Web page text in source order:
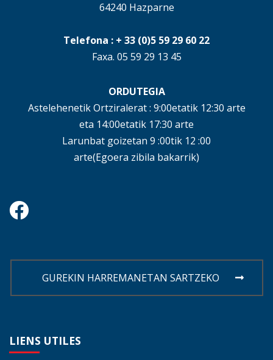
64240 Hazparne
Telefona : + 33 (0)5 59 29 60 22
Faxa. 05 59 29 13 45
ORDUTEGIA
Astelehenetik Ortziralerat : 9:00etatik 12:30 arte
eta 14:00etatik 17:30 arte
Larunbat goizetan 9 :00tik 12 :00
arte(Egoera zibila bakarrik)
GUREKIN HARREMANETAN SARTZEKO
LIENS UTILES